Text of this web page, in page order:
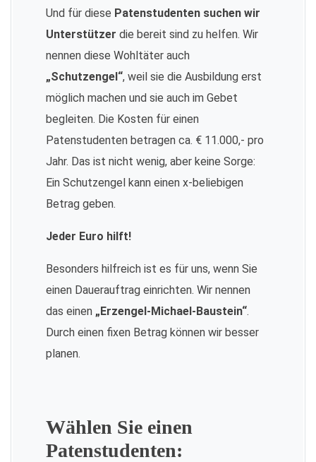
Und für diese Patenstudenten suchen wir
Unterstützer die bereit sind zu helfen. Wir
nennen diese Wohltäter auch
„Schutzengel“, weil sie die Ausbildung erst
möglich machen und sie auch im Gebet
begleiten. Die Kosten für einen
Patenstudenten betragen ca. € 11.000,- pro
Jahr. Das ist nicht wenig, aber keine Sorge:
Ein Schutzengel kann einen x-beliebigen
Betrag geben.
Jeder Euro hilft!
Besonders hilfreich ist es für uns, wenn Sie
einen Dauerauftrag einrichten. Wir nennen
das einen „Erzengel-Michael-Baustein“.
Durch einen fixen Betrag können wir besser
planen.
Wählen Sie einen
Patenstudenten: